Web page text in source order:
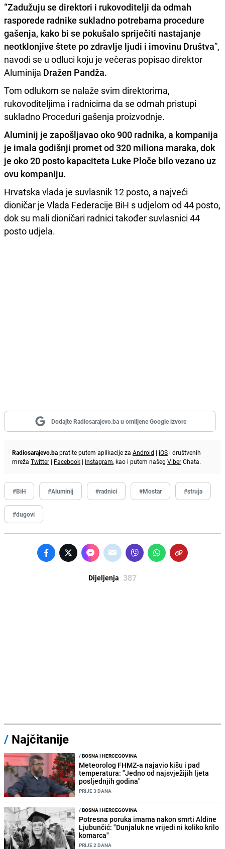
“Zadužuju se direktori i rukovoditelji da odmah
rasporede radnike sukladno potrebama procedure
gašenja, kako bi se pokušalo spriječiti nastajanje
neotklonjive štete po zdravlje ljudi i imovinu Društva”,
navodi se u odluci koju je večeras popisao direktor
Aluminija Dražen Pandža.
Tom odlukom se nalaže svim direktorima,
rukovoditeljima i radnicima da se odmah pristupi
sukladno Proceduri gašenja proizvodnje.
Aluminij je zapošljavao oko 900 radnika, a kompanija
je imala godišnji promet od 320 miliona maraka, dok
je oko 20 posto kapaciteta Luke Ploče bilo vezano uz
ovu kompaniju.
Hrvatska vlada je suvlasnik 12 posto, a najveći
dioničar je Vlada Federacije BiH s udjelom od 44 posto,
dok su mali dioničari radnici također suvlasnici 44
posto udjela.
Dodajte Radiosarajevo.ba u omiljene Google izvore
Radiosarajevo.bapratite putem aplikacije za Android | iOS i društvenih
mreža Twitter | Facebook | Instagram, kao i putem našeg ViberChata.
#BiH #Aluminij #radnici #Mostar #struja
#dugovi
Dijeljenja 387
/ Najčitanije
/BOSNA I HERCEGOVINA
Meteorolog FHMZ-a najavio kišu i pad
temperatura: "Jedno od najsvježijih ljeta
posljednjih godina"
PRIJE 3 DANA
/BOSNA I HERCEGOVINA
Potresna poruka imama nakon smrti Aldine
Ljubunčić: "Dunjaluk ne vrijedi ni koliko krilo
komarca"
PRIJE 2 DANA